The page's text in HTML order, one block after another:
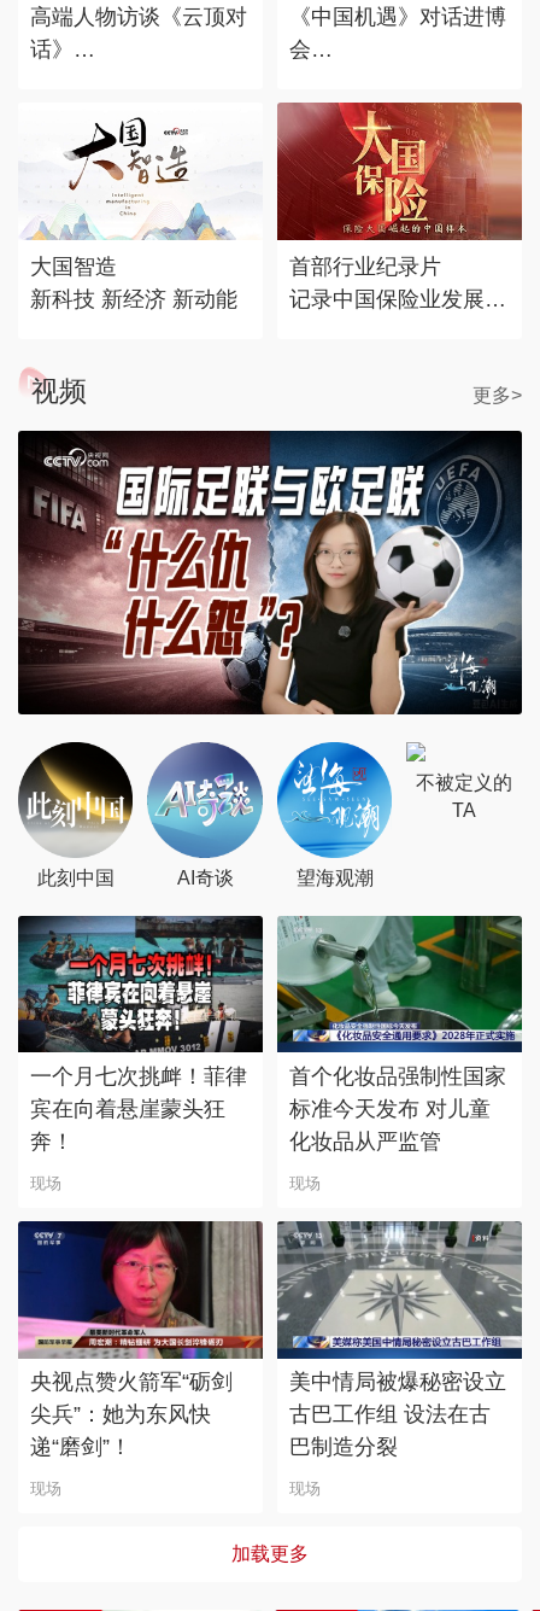
高端人物访谈《云顶对
话》
《中国机遇》对话进博
会
遇。
大国智造
新科技 新经济 新动能
首部行业纪录片
记录中国保险业发展历
视频 更多>
此刻中国 AI奇谈 望海观潮
不被定义的
TA
一个月七次挑衅！菲律
宾在向着悬崖蒙头狂
奔！
现场
首个化妆品强制性国家
标准今天发布 对儿童
化妆品从严监管
现场
央视点赞火箭军“砺剑
尖兵”：她为东风快
递“磨剑”！
现场
美中情局被爆秘密设立
古巴工作组 设法在古
巴制造分裂
现场
加载更多